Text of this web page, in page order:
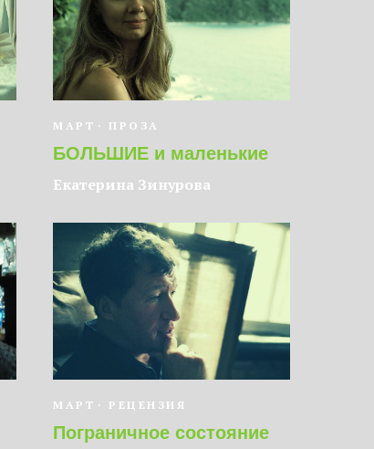
МАРТ ПРОЗА
БОЛЬШИЕ и маленькие
Екатерина Зинурова
МАРТ РЕЦЕНЗИЯ
Пограничное состояние